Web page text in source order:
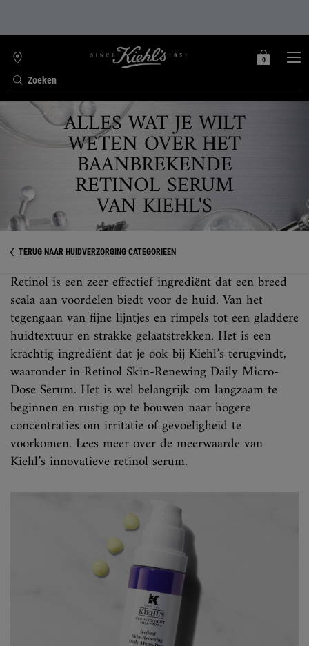
Zoeken
WINKELZOEKER
MIJN
0
0 PRODUCT
Hoofdinhoud ALLES WAT JE WILT
WETEN OVER HET
BAANBREKENDE
RETINOL SERUM
VAN KIEHL'S
TERUG NAAR HUIDVERZORGING CATEGORIEËN
Retinol is een zeer effectief ingrediënt dat een breed
scala aan voordelen biedt voor de huid. Van het
tegengaan van fijne lijntjes en rimpels tot een gladdere
huidtextuur en strakke gelaatstrekken. Het is een
krachtig ingrediënt dat je ook bij Kiehl’s terugvindt,
waaronder in Retinol Skin-Renewing Daily Micro-
Dose Serum. Het is wel belangrijk om langzaam te
beginnen en rustig op te bouwen naar hogere
concentraties om irritatie of gevoeligheid te
voorkomen. Lees meer over de meerwaarde van
Kiehl’s innovatieve retinol serum.